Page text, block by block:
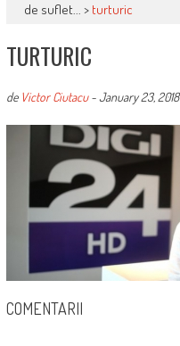
de suflet... > turturic
TURTURIC
de Victor Ciutacu-January 23, 2018
COMENTARII